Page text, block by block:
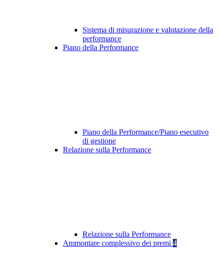
Sistema di misurazione e valutazione della
performance
Piano della Performance
Piano della Performance/Piano esecutivo
di gestione
Relazione sulla Performance
Relazione sulla Performance
Ammontare complessivo dei premi 4